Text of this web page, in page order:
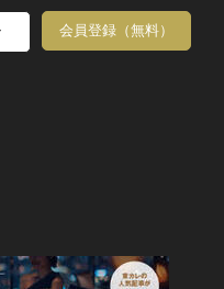
会員登録（無料）